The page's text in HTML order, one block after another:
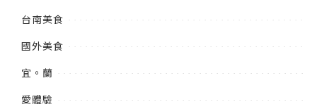
台南美食
國外美食
宜。蘭
愛體驗